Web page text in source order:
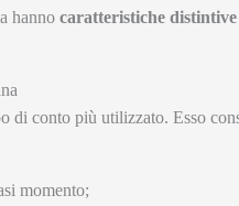
hanno caratteristiche distintive
di conto più utilizzato. Esso
momento;